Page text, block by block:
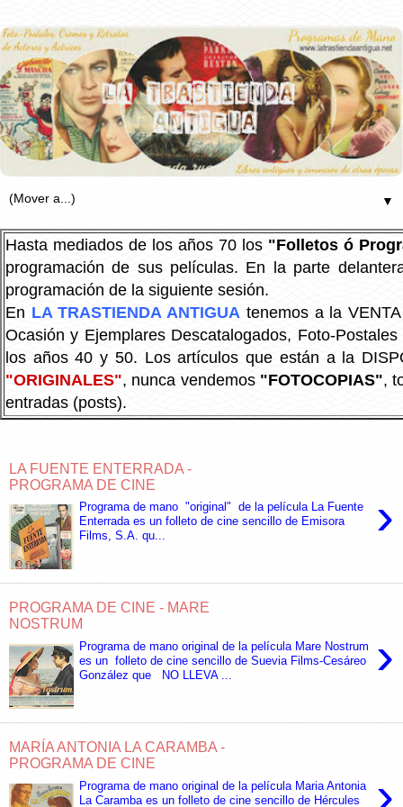
▼
Hasta mediados de los años 70 los "Folletos ó
programación de sus películas. En la parte
programación de la siguiente sesión.
En LA TRASTIENDA ANTIGUA tenemos a la
Ocasión y Ejemplares Descatalogados, Foto-
los años 40 y 50. Los artículos que están a la
"ORIGINALES", nunca vendemos "FOTOCOPIAS",
entradas (posts).
LA FUENTE ENTERRADA -
PROGRAMA DE CINE
›
Programa de mano "original" de la película La Fuente
Enterrada es un folleto de cine sencillo de Emisora
Films, S.A. qu...
PROGRAMA DE CINE - MARE
NOSTRUM
›
Programa de mano original de la película Mare Nostrum
es un folleto de cine sencillo de Suevia Films-Cesáreo
González que NO LLEVA ...
MARÍA ANTONIA LA CARAMBA -
PROGRAMA DE CINE
Programa de mano original de la película Maria Antonia
La Caramba es un folleto de cine sencillo de Hércules